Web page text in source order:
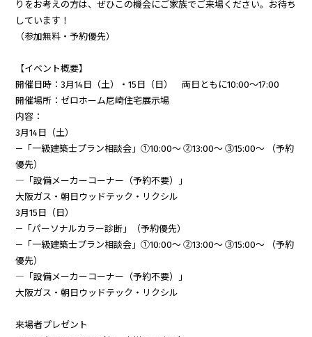
りをお考えの方は、ぜひこの機会にご家族でご来場ください。お待ち
しています！
（参加無料・予約優先）
【イベント概要】
開催日時：3月14日（土）・15日（日） 両日ともに10:00～17:00
開催場所：ゼロホーム尼崎住宅展示場
内容：
3月14日（土）
—「一級建築士プラン相談会」①10:00～ ②13:00～ ③15:00～ （予約
優先）
―「設備メーカーコーナー（予約不要）」
大阪ガス・朝日ウッドテック・リクシル
3月15日（日）
—「パーソナルカラー診断」（予約優先）
—「一級建築士プラン相談会」①10:00～ ②13:00～ ③15:00～ （予約
優先）
―「設備メーカーコーナー（予約不要）」
大阪ガス・朝日ウッドテック・リクシル
来場者プレゼント